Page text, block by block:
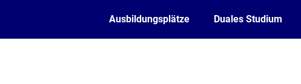
Ausbildungsplätze Duales Studium